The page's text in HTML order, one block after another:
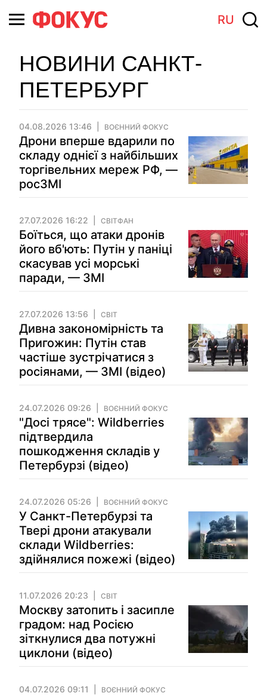
RU
НОВИНИ САНКТ-
ПЕТЕРБУРГ
04.08.2026 13:46 ВОЄННИЙ ФОКУС
Дрони вперше вдарили по
складу однієї з найбільших
торгівельних мереж РФ, —
росЗМІ
27.07.2026 16:22 СВІТФАН
Боїться, що атаки дронів
його вб'ють: Путін у паніці
скасував усі морські
паради, — ЗМІ
27.07.2026 13:56 СВІТ
Дивна закономірність та
Пригожин: Путін став
частіше зустрічатися з
росіянами, — ЗМІ (відео)
24.07.2026 09:26 ВОЄННИЙ ФОКУС
"Досі трясе": Wildberries
підтвердила
пошкодження складів у
Петербурзі (відео)
24.07.2026 05:26 ВОЄННИЙ ФОКУС
У Санкт-Петербурзі та
Твері дрони атакували
склади Wildberries:
здійнялися пожежі (відео)
11.07.2026 20:23 СВІТ
Москву затопить і засипле
градом: над Росією
зіткнулися два потужні
циклони (відео)
04.07.2026 09:11 ВОЄННИЙ ФОКУС